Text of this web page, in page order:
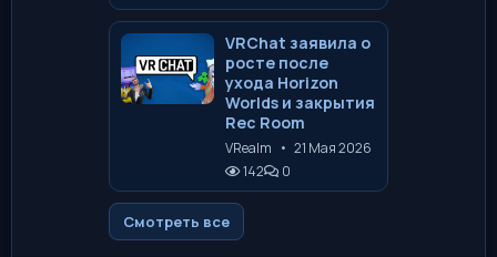
VRChat заявила о
росте после
ухода Horizon
Worlds и закрытия
Rec Room
VRealm • 21 Мая 2026
142
0
Смотреть все